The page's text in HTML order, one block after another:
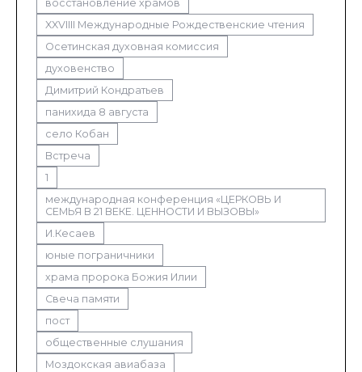
восстановление храмов
XXVIIII Международные Рождественские чтения
Осетинская духовная комиссия
духовенство
Димитрий Кондратьев
панихида 8 августа
село Кобан
Встреча
1
международная конференция «ЦЕРКОВЬ И
СЕМЬЯ В 21 ВЕКЕ. ЦЕННОСТИ И ВЫЗОВЫ»
И.Кесаев
юные пограничники
храма пророка Божия Илии
Свеча памяти
пост
общественные слушания
Моздокская авиабаза